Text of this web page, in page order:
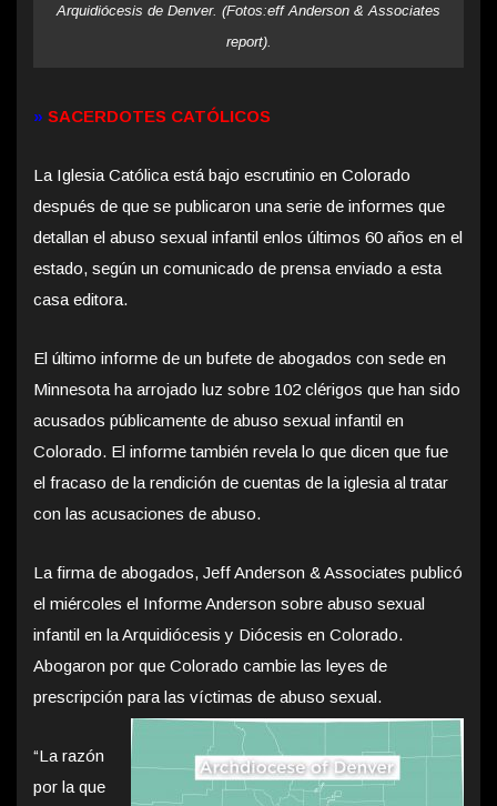
Arquidiócesis de Denver. (Fotos:eff Anderson & Associates
report).
» SACERDOTES CATÓLICOS
La Iglesia Católica está bajo escrutinio en Colorado
después de que se publicaron una serie de informes que
detallan el abuso sexual infantil enlos últimos 60 años en el
estado, según un comunicado de prensa enviado a esta
casa editora.
El último informe de un bufete de abogados con sede en
Minnesota ha arrojado luz sobre 102 clérigos que han sido
acusados ​​públicamente de abuso sexual infantil en
Colorado. El informe también revela lo que dicen que fue
el fracaso de la rendición de cuentas de la iglesia al tratar
con las acusaciones de abuso.
La firma de abogados, Jeff Anderson & Associates publicó
el miércoles el Informe Anderson sobre abuso sexual
infantil en la Arquidiócesis y Diócesis en Colorado.
Abogaron por que Colorado cambie las leyes de
prescripción para las víctimas de abuso sexual.
“La razón
por la que